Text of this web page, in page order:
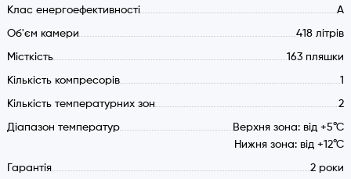
Характеристики:
Електрика 220-240 V/50-60 Hz.
Клас енергоефективності: А.
Об’єм камери: 418 літрів.
Місткість: 163 стандартні пляшки типу бордо.
У верхній та нижній камерах спеціальні підставки
Клас енергоефективності А
Об'єм камери 418 літрів
Місткість 163 пляшки
Кількість компресорів 1
Кількість температурних зон 2
Діапазон температур
Верхня зона: від +5°С
Нижня зона: від +12°С
Гарантія 2 роки